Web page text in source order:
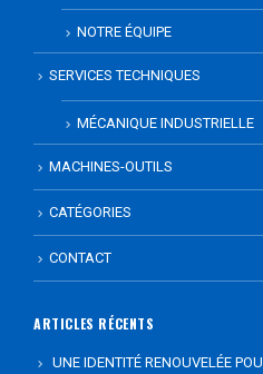
NOTRE ÉQUIPE
SERVICES TECHNIQUES
MÉCANIQUE INDUSTRIELLE
MACHINES-OUTILS
CATÉGORIES
CONTACT
ARTICLES RÉCENTS
UNE IDENTITÉ RENOUVELÉE